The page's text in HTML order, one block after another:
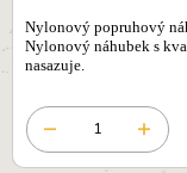
Nylonový popruhový
Nylonový náhubek s
nasazuje.